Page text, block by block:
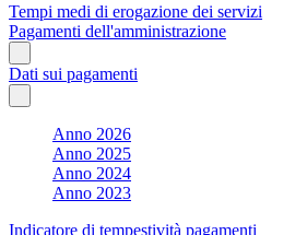
Tempi medi di erogazione dei servizi
Pagamenti dell'amministrazione
Dati sui pagamenti
Anno 2026
Anno 2025
Anno 2024
Anno 2023
Indicatore di tempestività pagamenti